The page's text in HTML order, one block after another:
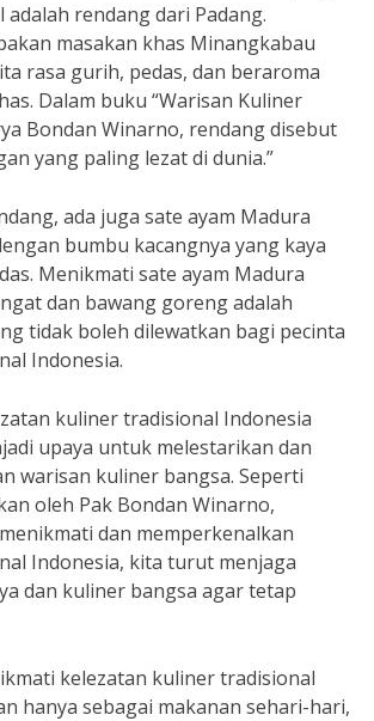
rendang dari Padang.
masakan khas Minangkabau
rasa gurih, pedas, dan beraroma
Dalam buku “Warisan Kuliner
Bondan Winarno, rendang disebut
yang paling lezat di dunia.”
ada juga sate ayam Madura
bumbu kacangnya yang kaya
Menikmati sate ayam Madura
dan bawang goreng adalah
tidak boleh dilewatkan bagi pecinta
Indonesia.
kuliner tradisional Indonesia
upaya untuk melestarikan dan
warisan kuliner bangsa. Seperti
oleh Pak Bondan Winarno,
dan memperkenalkan
Indonesia, kita turut menjaga
dan kuliner bangsa agar tetap
kelezatan kuliner tradisional
hanya sebagai makanan sehari-hari,